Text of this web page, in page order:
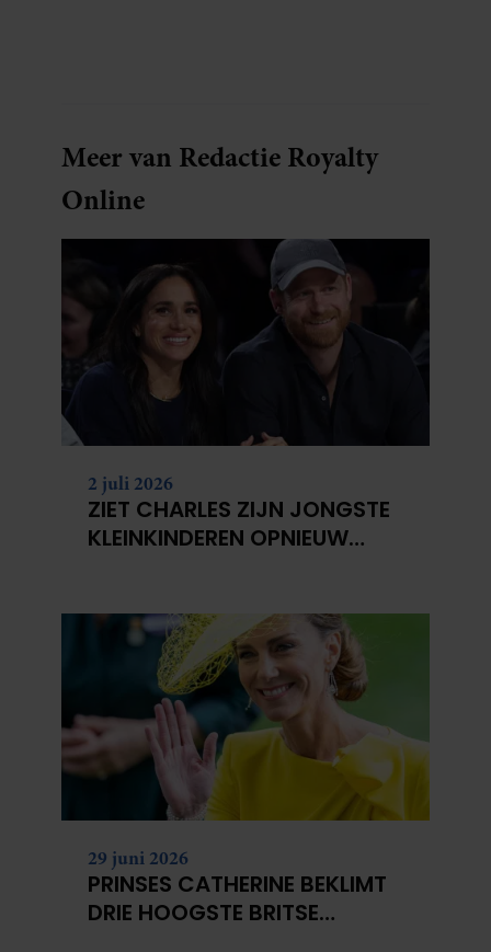
Meer van Redactie Royalty
Online
2 juli 2026
ZIET CHARLES ZIJN JONGSTE
KLEINKINDEREN OPNIEUW
29 juni 2026
PRINSES CATHERINE BEKLIMT
DRIE HOOGSTE BRITSE